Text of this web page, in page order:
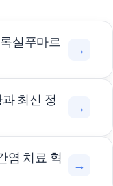
실푸마르
→
최신 정
→
염 치료 혁
→